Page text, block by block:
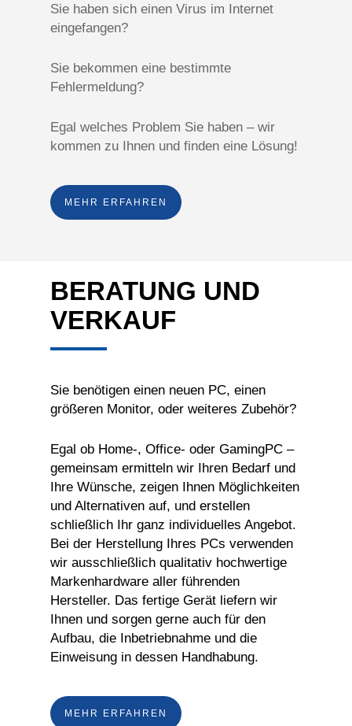
Sie haben sich einen Virus im Internet
eingefangen?
Sie bekommen eine bestimmte
Fehlermeldung?
Egal welches Problem Sie haben – wir
kommen zu Ihnen und finden eine Lösung!
MEHR ERFAHREN
BERATUNG UND
VERKAUF
Sie benötigen einen neuen PC, einen
größeren Monitor, oder weiteres Zubehör?
Egal ob Home-, Office- oder GamingPC –
gemeinsam ermitteln wir Ihren Bedarf und
Ihre Wünsche, zeigen Ihnen Möglichkeiten
und Alternativen auf, und erstellen
schließlich Ihr ganz individuelles Angebot.
Bei der Herstellung Ihres PCs verwenden
wir ausschließlich qualitativ hochwertige
Markenhardware aller führenden
Hersteller. Das fertige Gerät liefern wir
Ihnen und sorgen gerne auch für den
Aufbau, die Inbetriebnahme und die
Einweisung in dessen Handhabung.
MEHR ERFAHREN